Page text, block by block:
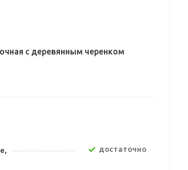
с деревянным черенком
Достаточно